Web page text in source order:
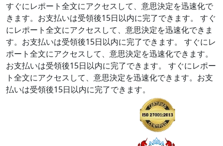
すぐにレポート全文にアクセスして、意思決定を迅速化で
きます。お支払いは受領後15日以内に完了できます。
すぐ
にレポート全文にアクセスして、意思決定を迅速化できま
す。お支払いは受領後15日以内に完了できます。
すぐにレ
ポート全文にアクセスして、意思決定を迅速化できます。
お支払いは受領後15日以内に完了できます。
すぐにレポー
ト全文にアクセスして、意思決定を迅速化できます。お支
払いは受領後15日以内に完了できます。